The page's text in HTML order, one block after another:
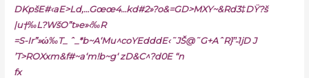
DKpšE#‹aE>Ld,…Gœœ4…kd#2»?o&=GD>MXY~&Rd3‡DŸ?š
|u†‰L?WšO”t»e»‹‰R
=S-Ir”»ώ‰T_ ˆ_*b~A‘Mu^coYEdddE‹˜JŠ@˜G+AˆR}”̵1jD J
’T>RОXxm&f#~a‘m!b~g‘ zD&C^?d0E “n
fx